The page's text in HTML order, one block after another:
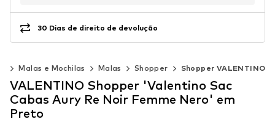
30 Dias de direito de devolução
Malas e Mochilas Malas Shopper Shopper VALENTINO
VALENTINO Shopper 'Valentino Sac
Cabas Aury Re Noir Femme Nero' em
Preto